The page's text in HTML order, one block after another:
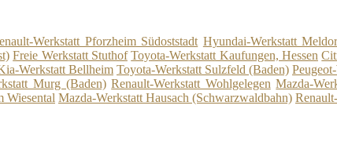
Werkstatt Pforzheim Südoststadt Hyundai-Werkstatt
Freie Werkstatt Stuthof Toyota-Werkstatt Kaufungen, Hessen
Werkstatt Bellheim Toyota-Werkstatt Sulzfeld (Baden)
Murg (Baden) Renault-Werkstatt Wohlgelegen Mazda-
Wiesental Mazda-Werkstatt Hausach (Schwarzwaldbahn)